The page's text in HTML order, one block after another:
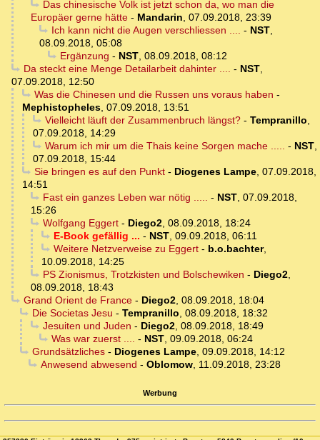
Das chinesische Volk ist jetzt schon da, wo man die
Europäer gerne hätte - Mandarin, 07.09.2018, 23:39
Ich kann nicht die Augen verschliessen .... - NST,
08.09.2018, 05:08
Ergänzung - NST, 08.09.2018, 08:12
Da steckt eine Menge Detailarbeit dahinter .... - NST,
07.09.2018, 12:50
Was die Chinesen und die Russen uns voraus haben -
Mephistopheles, 07.09.2018, 13:51
Vielleicht läuft der Zusammenbruch längst?- Tempranillo,
07.09.2018, 14:29
Warum ich mir um die Thais keine Sorgen mache ..... - NST,
07.09.2018, 15:44
Sie bringen es auf den Punkt- Diogenes Lampe, 07.09.2018,
14:51
Fast ein ganzes Leben war nötig ..... - NST, 07.09.2018,
15:26
Wolfgang Eggert- Diego2, 08.09.2018, 18:24
E-Book gefällig ... - NST, 09.09.2018, 06:11
Weitere Netzverweise zu Eggert- b.o.bachter,
10.09.2018, 14:25
PS Zionismus, Trotzkisten und Bolschewiken - Diego2,
08.09.2018, 18:43
Grand Orient de France- Diego2, 08.09.2018, 18:04
Die Societas Jesu - Tempranillo, 08.09.2018, 18:32
Jesuiten und Juden - Diego2, 08.09.2018, 18:49
Was war zuerst .... - NST, 09.09.2018, 06:24
Grundsätzliches- Diogenes Lampe, 09.09.2018, 14:12
Anwesend abwesend - Oblomow, 11.09.2018, 23:28
Werbung